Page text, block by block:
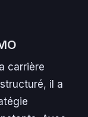
carrière
il a